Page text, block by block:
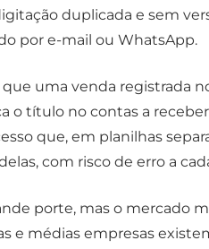
duplicada e sem
por e-mail ou WhatsApp.
uma venda registrada
o título no contas a
que, em planilhas
com risco de erro a
porte, mas o mercado
e médias empresas